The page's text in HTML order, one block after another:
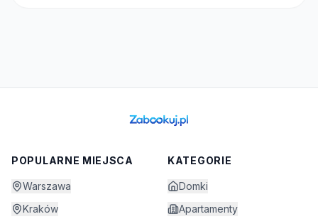
POPULARNE MIEJSCA
Warszawa
Kraków
KATEGORIE
Domki
Apartamenty